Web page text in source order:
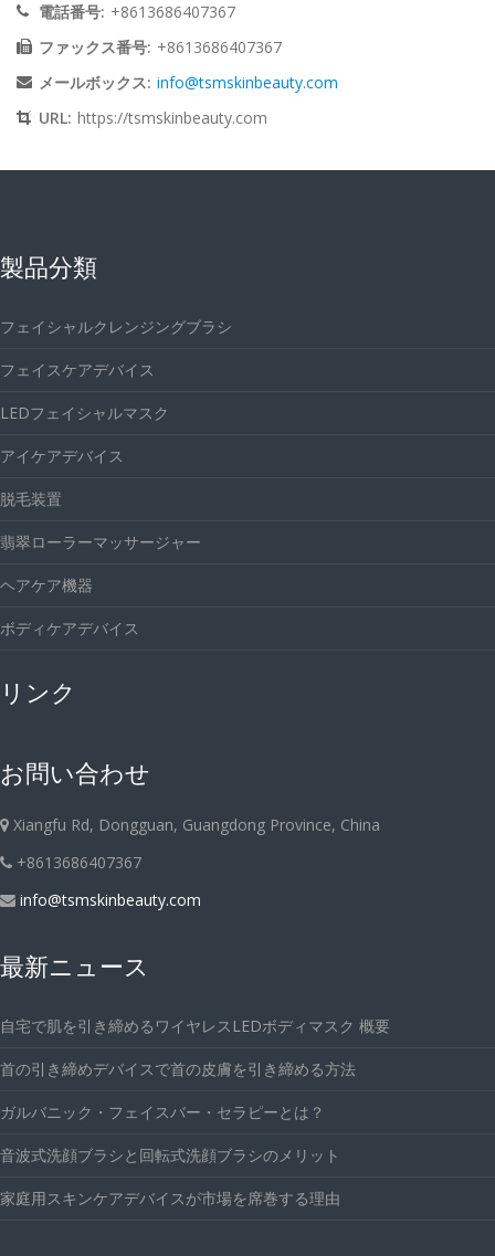
電話番号: +8613686407367
ファックス番号: +8613686407367
メールボックス: info@tsmskinbeauty.com
URL: https://tsmskinbeauty.com
製品分類
フェイシャルクレンジングブラシ
フェイスケアデバイス
LEDフェイシャルマスク
アイケアデバイス
脱毛装置
翡翠ローラーマッサージャー
ヘアケア機器
ボディケアデバイス
リンク
お問い合わせ
Xiangfu Rd, Dongguan, Guangdong Province, China
+8613686407367
info@tsmskinbeauty.com
最新ニュース
自宅で肌を引き締めるワイヤレスLEDボディマスク 概要
首の引き締めデバイスで首の皮膚を引き締める方法
ガルバニック・フェイスバー・セラピーとは？
音波式洗顔ブラシと回転式洗顔ブラシのメリット
家庭用スキンケアデバイスが市場を席巻する理由